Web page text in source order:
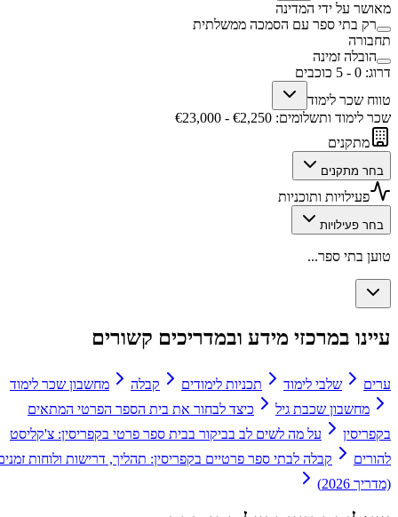
מאושר על ידי המדינה
רק בתי ספר עם הסמכה ממשלתית
תחבורה
הובלה זמינה
דרוג:
0
-
5 כוכבים
טווח שכר לימוד
שכר לימוד ותשלומים: €
2,250
- €
23,000
מתקנים
בחר מתקנים
פעילויות ותוכניות
בחר פעילויות
טוען בתי ספר...
עיינו במרכזי מידע ובמדריכים קשורים
ערים שלבי לימוד תכניות לימודים קבלה
מחשבון שכר לימוד
מחשבון שכבת גיל
כיצד לבחור את בית הספר הפרטי המתאים
בקפריסין
על מה לשים לב בביקור בבית ספר פרטי בקפריסין: צ'קליסט
להורים
קבלה לבתי ספר פרטיים בקפריסין: תהליך, דרישות ולוחות זמנים
(מדריך 2026)